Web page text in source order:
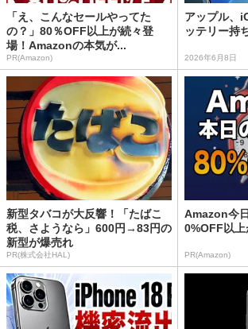
「え、こんなセールやってた
の？」80％OFF以上が続々登
場！Amazonの本気が...
PR(Amazon)
アップル、
ッテリー持
2026年6月8日
新型タバコが大反響！「たばこ
税、さようなら」600円→83円の
新型が爆売れ
PR(株式会社HAL)
Amazon今
0%OFF以
PR(Amazon)